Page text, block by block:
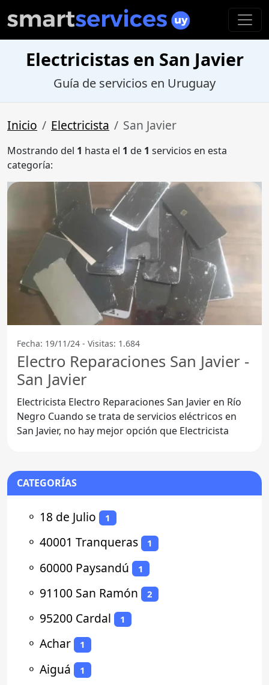
Electricistas en San Javier
Guía de servicios en Uruguay
Inicio Electricista San Javier
Mostrando del 1 hasta el 1 de 1 servicios en esta
categoría:
Fecha: 19/11/24 - Visitas: 1.684
Electro Reparaciones San Javier -
San Javier
Electricista Electro Reparaciones San Javier en Río
Negro Cuando se trata de servicios eléctricos en
San Javier, no hay mejor opción que Electricista
CATEGORÍAS
⚬ 18 de Julio 1
⚬ 40001 Tranqueras 1
⚬ 60000 Paysandú 1
⚬ 91100 San Ramón 2
⚬ 95200 Cardal 1
⚬ Achar 1
⚬ Aiguá 1